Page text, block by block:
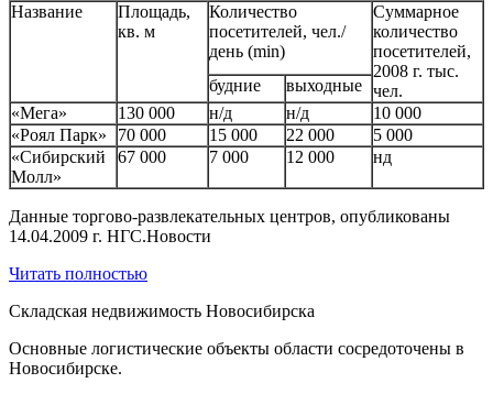
Название
Площадь,
кв. м
Количество
посетителей, чел./
день (min)
Суммарное
количество
посетителей,
2008 г. тыс.
чел.
будние
выходные
«Мега»
130 000 н/д н/д
10 000
«Роял Парк»
70 000 15 000 22 000
5 000
«Сибирский
Молл»
67 000 7 000 12 000 нд
Данные торгово-развлекательных центров, опубликованы
14.04.2009 г. НГС.Новости
Читать полностью
Складская недвижимость Новосибирска
Основные логистические объекты области сосредоточены в
Новосибирске.